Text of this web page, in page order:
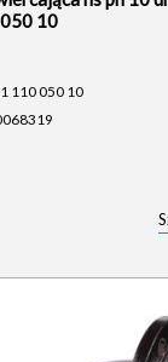
10
110 050 10